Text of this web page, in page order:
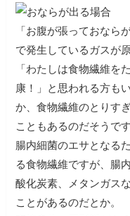
「お腹が張っておなら
で発生しているガスが原
「わたしは食物繊維を
康！」と思われる方も
か、食物繊維のとりす
こともあるのだそうです
腸内細菌のエサとなる
る食物繊維ですが、腸
酸化炭素、メタンガス
ことがあるのだとか。